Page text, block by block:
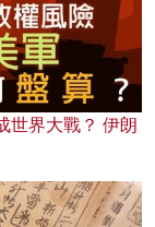
世界大戰？ 伊朗